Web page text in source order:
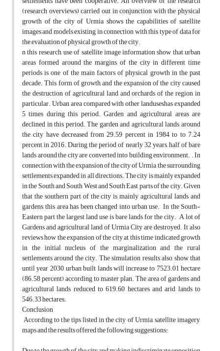
(research overviews) carried out in conjunction with the physical
growth of the city of Urmia shows the capabilities of satellite
images and models existing in connection with this type of data for
the evaluation of physical growth of the city.
n this research, use of satellite image information show that urban
areas formed around the margins of the city in different time
periods is one of the main factors of physical growth in the past
decade. This form of growth and the expansion of the city caused
the destruction of agricultural land and orchards of the region in
particular. Urban area compared with other landuseshas expanded
5 times during this period. Garden and agricultural areas are
declined in this period. The garden and agricultural lands around
the city have decreased from 29.59 percent in 1984 to to 7.24
percent in 2016. During the period of nearly 32 years, half of bare
lands around the city are converted into building environment. . In
connection with the expansion of the city of Urmia, the surrounding
settlements expanded in all directions. The city is mainly expanded
in the South and South West and South East parts of the city. Given
that the southern part of the city is mainly agricultural lands and
gardens, this area has been changed into urban use. In the South-
Eastern part the largest land use is bare lands for the city. A lot of
Gardens and agricultural land of Urmia City are destroyed. It also
reviews how the expansion of the city at this time indicated growth
in the initial nucleus of the marginalization and the rural
settlements around the city. The simulation results also show that
until year 2030, urban built lands will increase to 7523.01 hectare
(86.58 percent) according to master plan. The area of gardens and
agricultural lands reduced to 619.60 hectares and arid lands to
546.33 hectares.
Conclusion
According to the tips listed in the city of Urmia, satellite imagery,
maps and the results offered the following suggestions: